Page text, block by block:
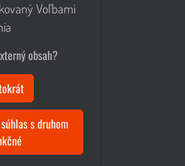
Voľbami
obsah?
s druhom